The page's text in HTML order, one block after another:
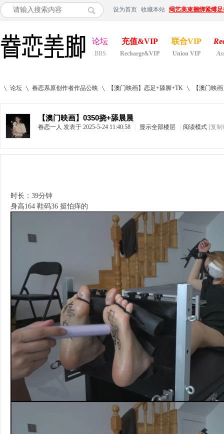
设为首页 收藏本站 绳艺美束捆绑紧缚
论坛
BBS
充值&VIP
Recharge&VIP
联合VIP
Union VIP
论坛
›
眷恋系原创作者作品公映
›
【澳门映画】恋足+舔脚+TK
›
【澳门映
【澳门映画】0350挠+舔晨晨
眷恋一人 发表于 2025-5-24 11:40:58 显示全部楼层 阅读模式 [复
时长：39分钟
身高164 鞋码36 挺怕痒的